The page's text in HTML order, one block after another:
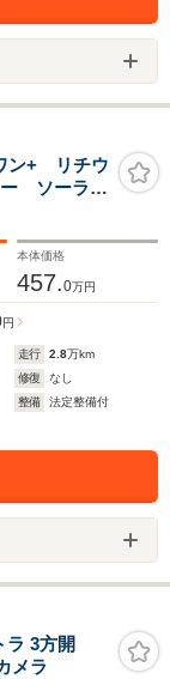
ン+ リチウ
ソーラー
イドオー
ラレコ
本体価格
457.0万円
円
走行 2.8万km
修復
なし
整備
法定整備付
3方開
メラ